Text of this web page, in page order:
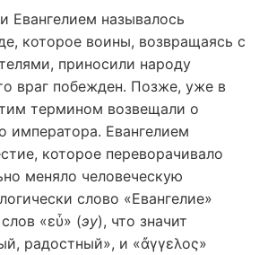
Евангелием называлось
которое воины, возвращаясь с
приносили народу
враг побежден. Позже, уже в
термином возвещали о
императора. Евангелием
которое переворачивало
меняло человеческую
слово «Евангелие»
«εὖ» (эу), что значит
радостный», и «ἄγγελος»